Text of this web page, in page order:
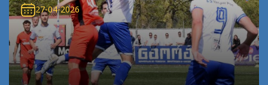
27-04-2026